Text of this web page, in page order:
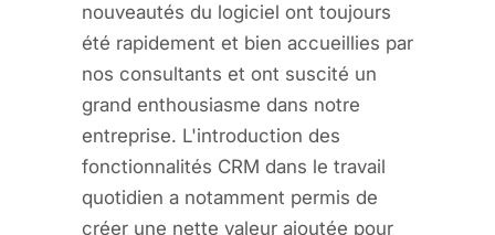
nouveautés du logiciel ont toujours
été rapidement et bien accueillies par
nos consultants et ont suscité un
grand enthousiasme dans notre
entreprise. L'introduction des
fonctionnalités CRM dans le travail
quotidien a notamment permis de
créer une nette valeur ajoutée pour